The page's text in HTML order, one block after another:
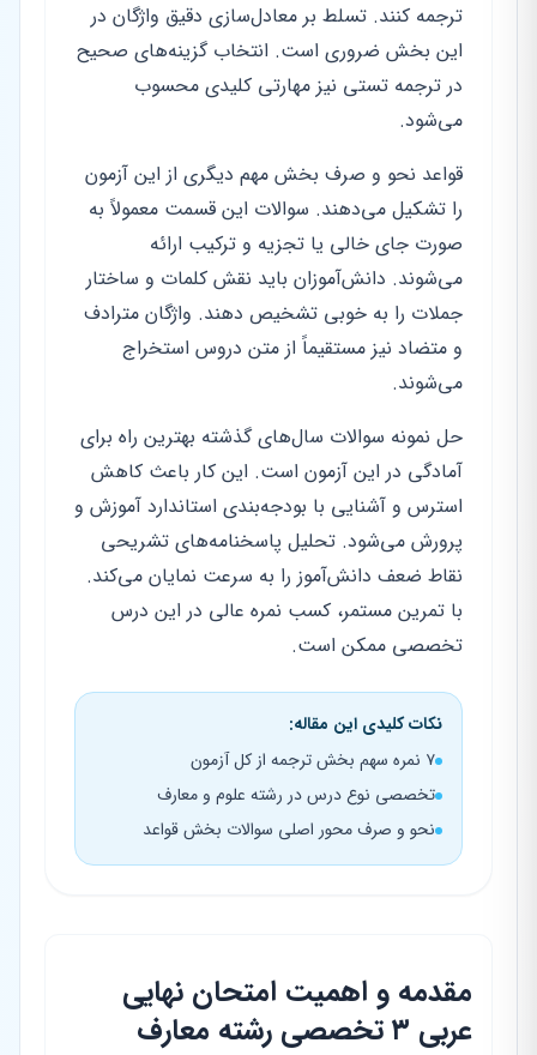
ترجمه کنند. تسلط بر معادل‌سازی دقیق واژگان در
این بخش ضروری است. انتخاب گزینه‌های صحیح
در ترجمه تستی نیز مهارتی کلیدی محسوب
می‌شود.
قواعد نحو و صرف بخش مهم دیگری از این آزمون
را تشکیل می‌دهند. سوالات این قسمت معمولاً به
صورت جای خالی یا تجزیه و ترکیب ارائه
می‌شوند. دانش‌آموزان باید نقش کلمات و ساختار
جملات را به خوبی تشخیص دهند. واژگان مترادف
و متضاد نیز مستقیماً از متن دروس استخراج
می‌شوند.
حل نمونه سوالات سال‌های گذشته بهترین راه برای
آمادگی در این آزمون است. این کار باعث کاهش
استرس و آشنایی با بودجه‌بندی استاندارد آموزش و
پرورش می‌شود. تحلیل پاسخنامه‌های تشریحی
نقاط ضعف دانش‌آموز را به سرعت نمایان می‌کند.
با تمرین مستمر، کسب نمره عالی در این درس
تخصصی ممکن است.
نکات کلیدی این مقاله:
۷ نمره سهم بخش ترجمه از کل آزمون
تخصصی نوع درس در رشته علوم و معارف
نحو و صرف محور اصلی سوالات بخش قواعد
مقدمه و اهمیت امتحان نهایی
عربی ۳ تخصصی رشته معارف